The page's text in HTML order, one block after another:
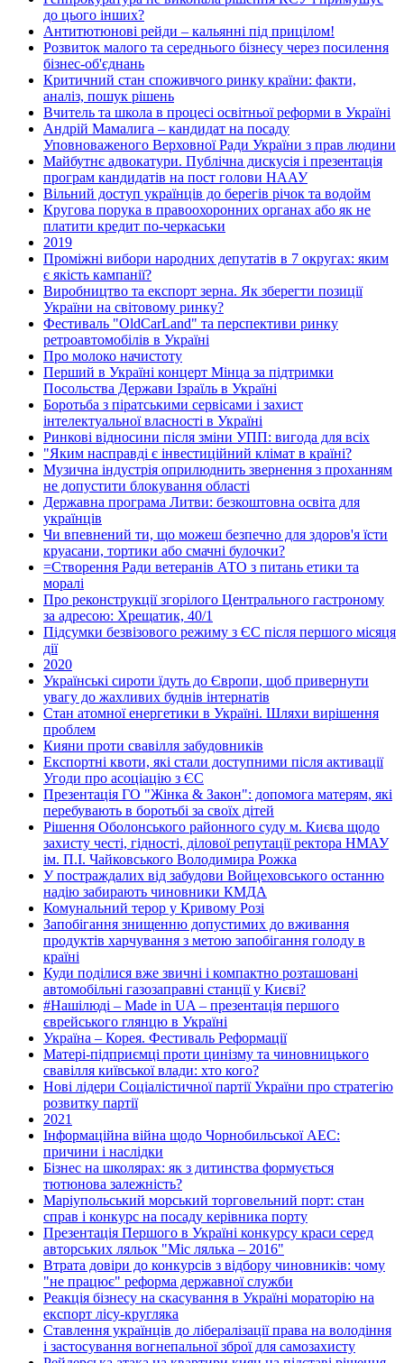
до цього інших?
Антитютюнові рейди – кальянні під прицілом!
Розвиток малого та середнього бізнесу через посилення
бізнес-об'єднань
Критичний стан споживчого ринку країни: факти,
аналіз, пошук рішень
Вчитель та школа в процесі освітньої реформи в Україні
Андрій Мамалига – кандидат на посаду
Уповноваженого Верховної Ради України з прав людини
Майбутнє адвокатури. Публічна дискусія і презентація
програм кандидатів на пост голови НААУ
Вільний доступ українців до берегів річок та водойм
Кругова порука в правоохоронних органах або як не
платити кредит по-черкаськи
2019
Проміжні вибори народних депутатів в 7 округах: яким
є якість кампанії?
Виробництво та експорт зерна. Як зберегти позиції
України на світовому ринку?
Фестиваль "OldCarLand" та перспективи ринку
ретроавтомобілів в Україні
Про молоко начистоту
Перший в Україні концерт Мінца за підтримки
Посольства Держави Ізраїль в Україні
Боротьба з піратськими сервісами і захист
інтелектуальної власності в Україні
Ринкові відносини після зміни УПП: вигода для всіх
"Яким насправді є інвестиційний клімат в країні?
Музична індустрія оприлюднить звернення з проханням
не допустити блокування області
Державна програма Литви: безкоштовна освіта для
українців
Чи впевнений ти, що можеш безпечно для здоров'я їсти
круасани, тортики або смачні булочки?
=Створення Ради ветеранів АТО з питань етики та
моралі
Про реконструкції згорілого Центрального гастроному
за адресою: Хрещатик, 40/1
Підсумки безвізового режиму з ЄС після першого місяця
дії
2020
Українські сироти їдуть до Європи, щоб привернути
увагу до жахливих буднів інтернатів
Стан атомної енергетики в Україні. Шляхи вирішення
проблем
Кияни проти свавілля забудовників
Експортні квоти, які стали доступними після активації
Угоди про асоціацію з ЄС
Презентація ГО "Жінка & Закон": допомога матерям, які
перебувають в боротьбі за своїх дітей
Рішення Оболонського районного суду м. Києва щодо
захисту честі, гідності, ділової репутації ректора НМАУ
ім. П.І. Чайковського Володимира Рожка
У постраждалих від забудови Войцеховського останню
надію забирають чиновники КМДА
Комунальний терор у Кривому Розі
Запобігання знищенню допустимих до вживання
продуктів харчування з метою запобігання голоду в
країні
Куди поділися вже звичні і компактно розташовані
автомобільні газозаправні станції у Києві?
#Нашілюді – Made in UA – презентація першого
єврейського глянцю в Україні
Україна – Корея. Фестиваль Реформації
Матері-підприємці проти цинізму та чиновницького
свавілля київської влади: хто кого?
Нові лідери Соціалістичної партії України про стратегію
розвитку партії
2021
Інформаційна війна щодо Чорнобильської АЕС:
причини і наслідки
Бізнес на школярах: як з дитинства формується
тютюнова залежність?
Маріупольський морський торговельний порт: стан
справ і конкурс на посаду керівника порту
Презентація Першого в Україні конкурсу краси серед
авторських ляльок "Міс лялька – 2016"
Втрата довіри до конкурсів з відбору чиновників: чому
"не працює" реформа державної служби
Реакція бізнесу на скасування в Україні мораторію на
експорт лісу-кругляка
Ставлення українців до лібералізації права на володіння
і застосування вогнепальної зброї для самозахисту